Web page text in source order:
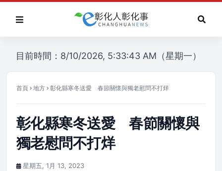
目前時間：8/10/2026, 5:33:43 AM（星期一）
首頁 地方 彰化縣寒冬送愛 春節關懷與獨老慰問不打烊
彰化縣寒冬送愛 春節關懷與
獨老慰問不打烊
星期五, 1月 13, 2023